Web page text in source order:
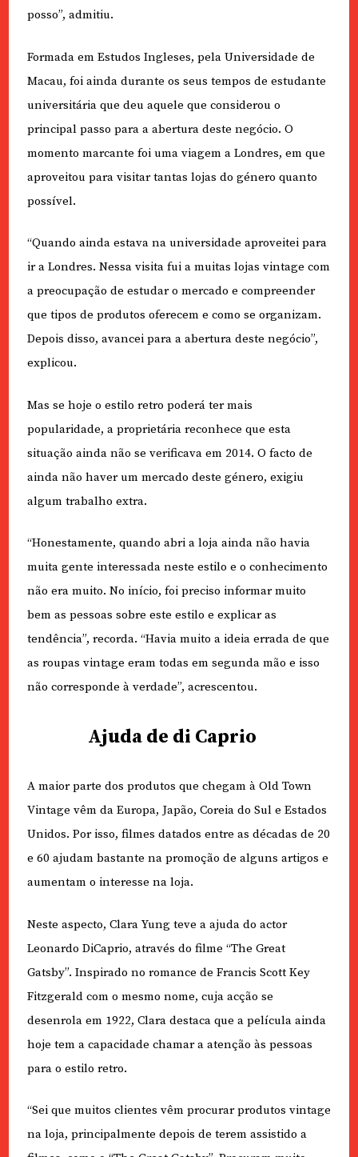
posso”, admitiu.
Formada em Estudos Ingleses, pela Universidade de
Macau, foi ainda durante os seus tempos de estudante
universitária que deu aquele que considerou o
principal passo para a abertura deste negócio. O
momento marcante foi uma viagem a Londres, em que
aproveitou para visitar tantas lojas do género quanto
possível.
“Quando ainda estava na universidade aproveitei para
ir a Londres. Nessa visita fui a muitas lojas vintage com
a preocupação de estudar o mercado e compreender
que tipos de produtos oferecem e como se organizam.
Depois disso, avancei para a abertura deste negócio”,
explicou.
Mas se hoje o estilo retro poderá ter mais
popularidade, a proprietária reconhece que esta
situação ainda não se verificava em 2014. O facto de
ainda não haver um mercado deste género, exigiu
algum trabalho extra.
“Honestamente, quando abri a loja ainda não havia
muita gente interessada neste estilo e o conhecimento
não era muito. No início, foi preciso informar muito
bem as pessoas sobre este estilo e explicar as
tendência”, recorda. “Havia muito a ideia errada de que
as roupas vintage eram todas em segunda mão e isso
não corresponde à verdade”, acrescentou.
Ajuda de di Caprio
A maior parte dos produtos que chegam à Old Town
Vintage vêm da Europa, Japão, Coreia do Sul e Estados
Unidos. Por isso, filmes datados entre as décadas de 20
e 60 ajudam bastante na promoção de alguns artigos e
aumentam o interesse na loja.
Neste aspecto, Clara Yung teve a ajuda do actor
Leonardo DiCaprio, através do filme “The Great
Gatsby”. Inspirado no romance de Francis Scott Key
Fitzgerald com o mesmo nome, cuja acção se
desenrola em 1922, Clara destaca que a película ainda
hoje tem a capacidade chamar a atenção às pessoas
para o estilo retro.
“Sei que muitos clientes vêm procurar produtos vintage
na loja, principalmente depois de terem assistido a